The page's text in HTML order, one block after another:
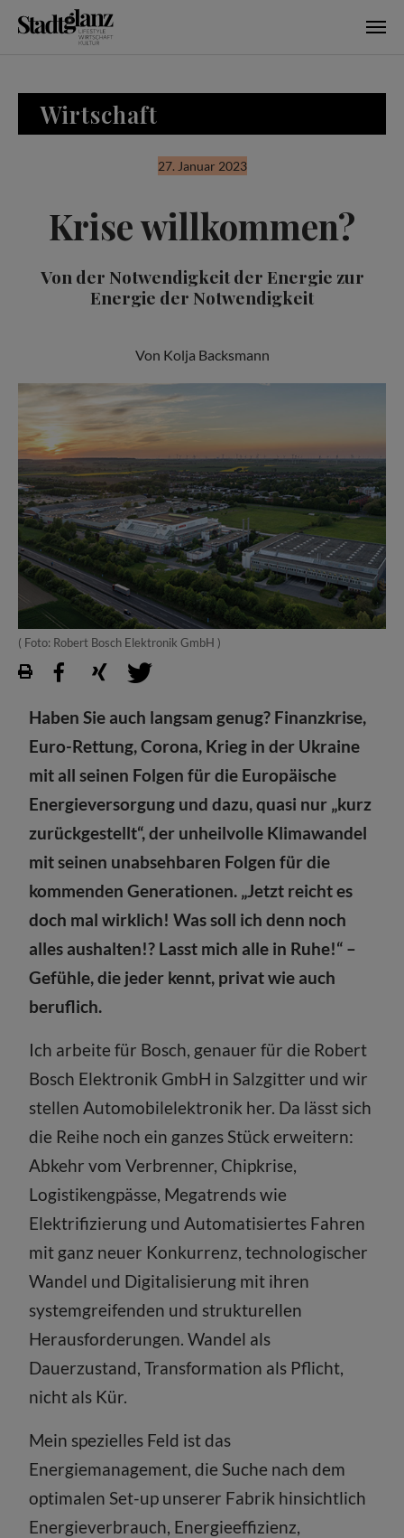
Wirtschaft
27. Januar 2023
Krise willkommen?
Von der Notwendigkeit der Energie zur
Energie der Notwendigkeit
Von Kolja Backsmann
( Foto: Robert Bosch Elektronik GmbH )
Haben Sie auch langsam genug? Finanzkrise,
Euro-Rettung, Corona, Krieg in der Ukraine
mit all seinen Folgen für die Europäische
Energieversorgung und dazu, quasi nur „kurz
zurückgestellt“, der unheilvolle Klimawandel
mit seinen unabsehbaren Folgen für die
kommenden Generationen. „Jetzt reicht es
doch mal wirklich! Was soll ich denn noch
alles aushalten!? Lasst mich alle in Ruhe!“ –
Gefühle, die jeder kennt, privat wie auch
beruflich.
Ich arbeite für Bosch, genauer für die Robert
Bosch Elektronik GmbH in Salzgitter und wir
stellen Automobilelektronik her. Da lässt sich
die Reihe noch ein ganzes Stück erweitern:
Abkehr vom Verbrenner, Chipkrise,
Logistikengpässe, Megatrends wie
Elektrifizierung und Automatisiertes Fahren
mit ganz neuer Konkurrenz, technologischer
Wandel und Digitalisierung mit ihren
systemgreifenden und strukturellen
Herausforderungen. Wandel als
Dauerzustand, Transformation als Pflicht,
nicht als Kür.
Mein spezielles Feld ist das
Energiemanagement, die Suche nach dem
optimalen Set-up unserer Fabrik hinsichtlich
Energieverbrauch, Energieeffizienz,